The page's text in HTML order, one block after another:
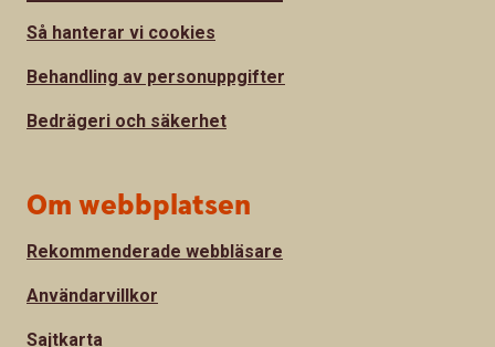
Så hanterar vi cookies
Behandling av personuppgifter
Bedrägeri och säkerhet
Om webbplatsen
Rekommenderade webbläsare
Användarvillkor
Sajtkarta